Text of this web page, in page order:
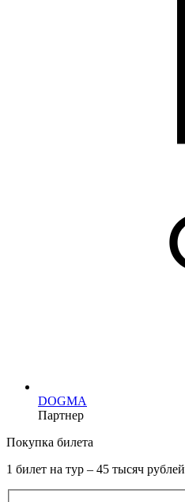
DOGMA
Партнер
Покупка билета
1 билет на тур – 45 тысяч рублей